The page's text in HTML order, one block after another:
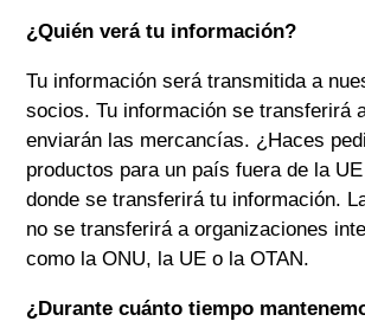
¿Quién verá tu información?
Tu información será transmitida a
socios. Tu información se transferirá
enviarán las mercancías. ¿Haces
productos para un país fuera de la
donde se transferirá tu información.
no se transferirá a organizaciones
como la ONU, la UE o la OTAN.
¿Durante cuánto tiempo